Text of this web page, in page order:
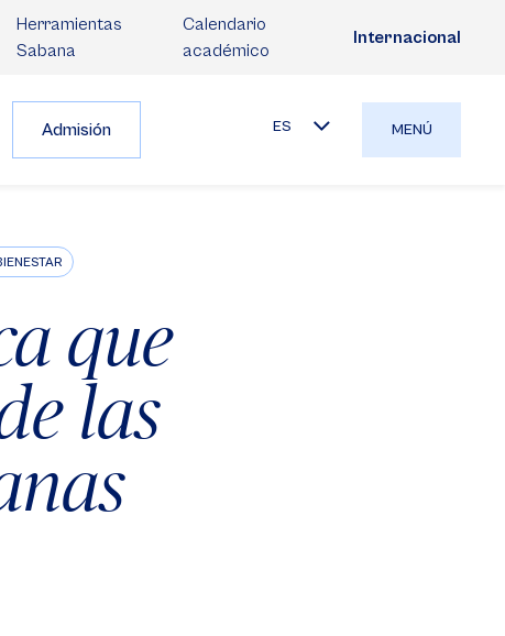
Herramientas
Sabana
Calendario
académico
Internacional
Admisión ES MENÚ
que
las